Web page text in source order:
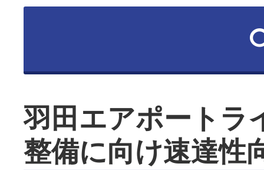
羽田エアポートラ
整備に向け速達性